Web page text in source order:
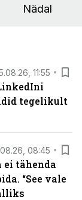
Nädal
11:55
tegelikult
08:45
ei tähenda
“See vale